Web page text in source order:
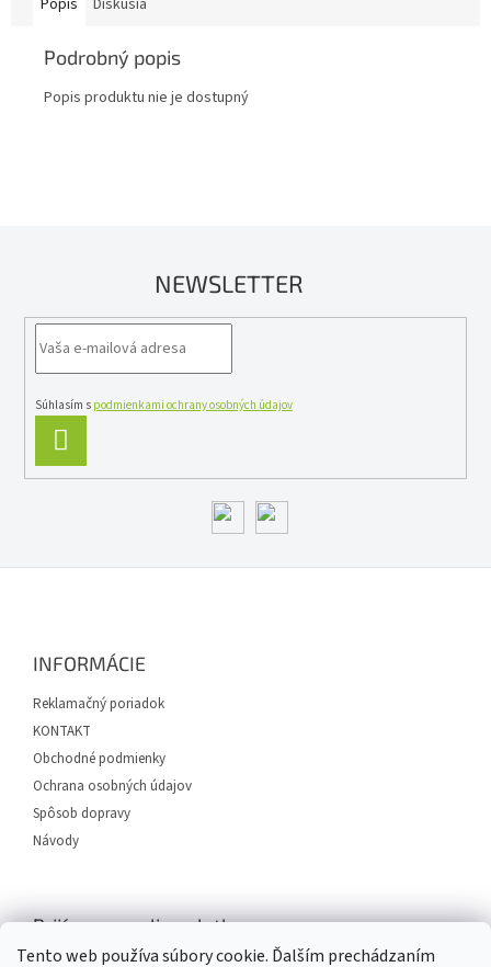
Tento web používa súbory cookie. Ďalším prechádzaním
Popis Diskusia
Podrobný popis
Popis produktu nie je dostupný
NEWSLETTER
Súhlasím s podmienkami ochrany osobných údajov
SA
INFORMÁCIE
Reklamačný poriadok
KONTAKT
Obchodné podmienky
Ochrana osobných údajov
Spôsob dopravy
Návody
Prijímame online platby